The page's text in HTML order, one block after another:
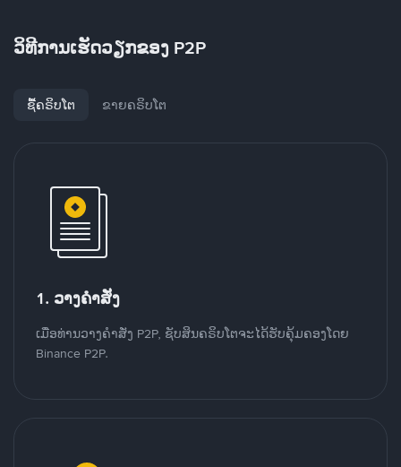
ວິທີການເຮັດວຽກຂອງ P2P
ຊື້ຄຣິບໂຕ ຂາຍຄຣິບໂຕ
1. ວາງຄໍາສັ່ງ
ເມື່ອທ່ານວາງຄໍາສັ່ງ P2P, ຊັບສິນຄຣິບໂຕຈະໄດ້ຮັບຄຸ້ມຄອງໂດຍ
Binance P2P.